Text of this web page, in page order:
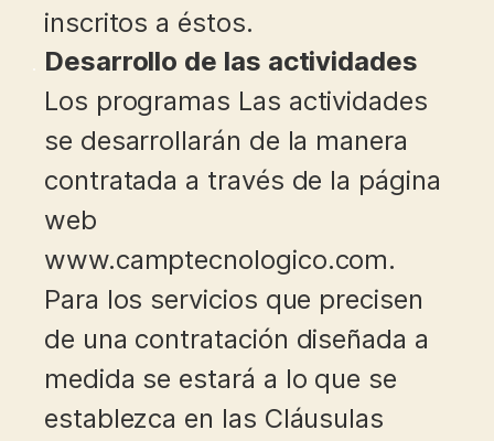
inscritos a éstos.
Desarrollo de las actividades
Los programas Las actividades
se desarrollarán de la manera
contratada a través de la página
web
www.camptecnologico.com.
Para los servicios que precisen
de una contratación diseñada a
medida se estará a lo que se
establezca en las Cláusulas